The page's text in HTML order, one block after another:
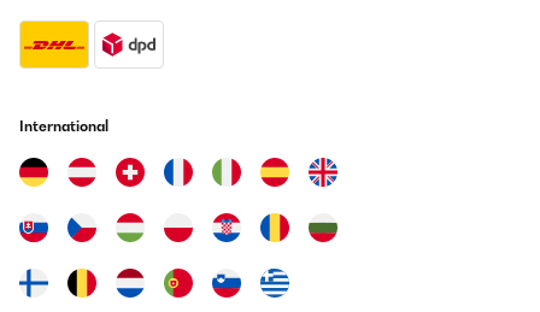
International